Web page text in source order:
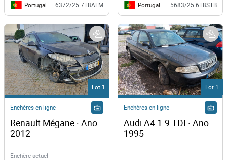
Portugal 6372/25.7T8ALM Portugal 5683/25.6T8STB
Lot 1
Enchères en ligne
Renault Mégane · Ano
2012
Enchère actuel
Lot 1
Enchères en ligne
Audi A4 1.9 TDI · Ano